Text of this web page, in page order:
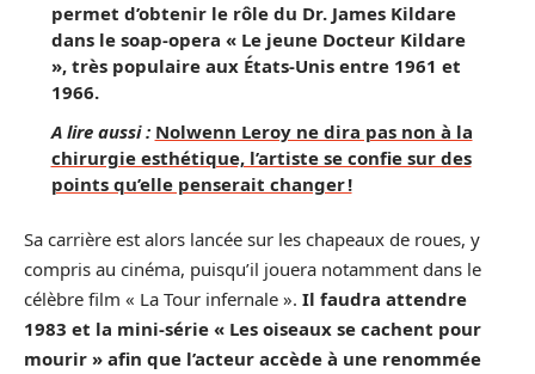
permet d’obtenir le rôle du Dr. James Kildare
dans le soap-opera « Le jeune Docteur Kildare
», très populaire aux États-Unis entre 1961 et
1966.
A lire aussi : Nolwenn Leroy ne dira pas non à la
chirurgie esthétique, l’artiste se confie sur des
points qu’elle penserait changer !
Sa carrière est alors lancée sur les chapeaux de roues, y
compris au cinéma, puisqu’il jouera notamment dans le
célèbre film « La Tour infernale ». Il faudra attendre
1983 et la mini-série « Les oiseaux se cachent pour
mourir » afin que l’acteur accède à une renommée